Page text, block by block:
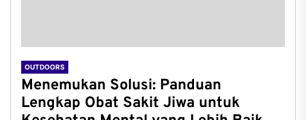
OUTDOORS
Menemukan Solusi: Panduan
Lengkap Obat Sakit Jiwa untuk